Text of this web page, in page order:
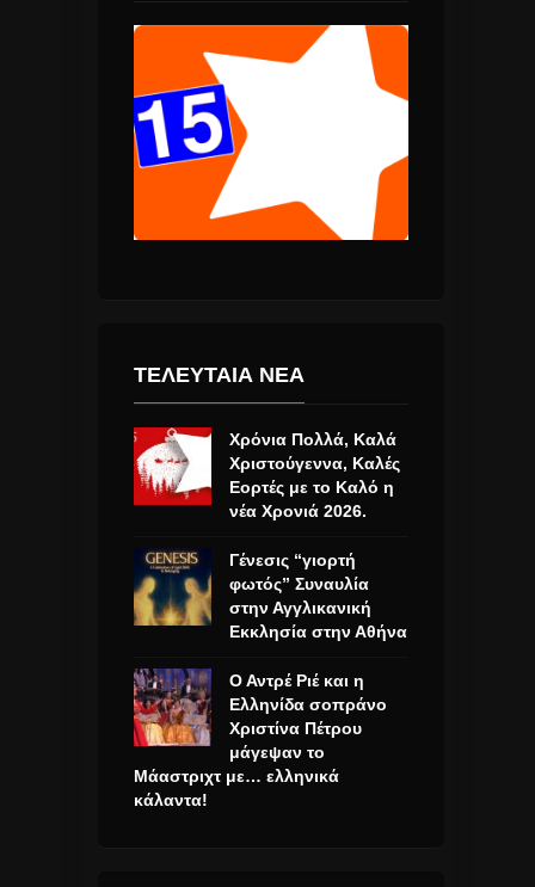
ΤΕΛΕΥΤΑΙΑ ΝΕΑ
Χρόνια Πολλά, Καλά
Χριστούγεννα, Καλές
Εορτές με το Καλό η
νέα Χρονιά 2026.
Γένεσις “γιορτή
φωτός” Συναυλία
στην Αγγλικανική
Εκκλησία στην Αθήνα
Ο Αντρέ Ριέ και η
Ελληνίδα σοπράνο
Χριστίνα Πέτρου
μάγεψαν το
Μάαστριχτ με… ελληνικά
κάλαντα!